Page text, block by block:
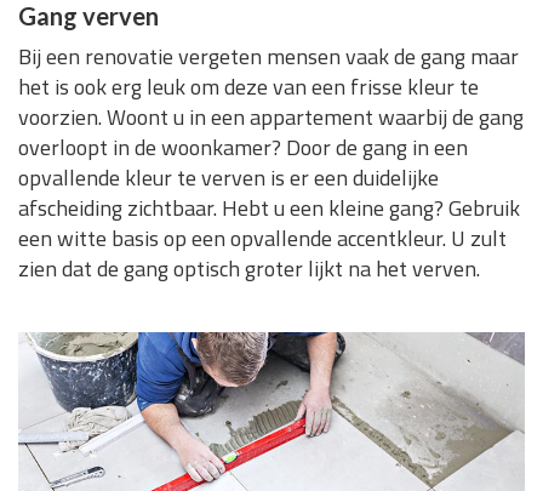
Gang verven
Bij een renovatie vergeten mensen vaak de gang maar
het is ook erg leuk om deze van een frisse kleur te
voorzien. Woont u in een appartement waarbij de gang
overloopt in de woonkamer? Door de gang in een
opvallende kleur te verven is er een duidelijke
afscheiding zichtbaar. Hebt u een kleine gang? Gebruik
een witte basis op een opvallende accentkleur. U zult
zien dat de gang optisch groter lijkt na het verven.